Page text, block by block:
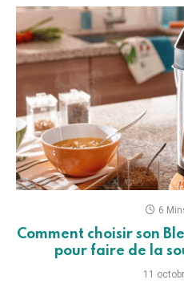
6
Comment choisir son
pour faire de la
11